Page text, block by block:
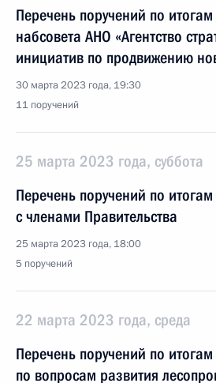
Перечень поручений по
набсовета АНО «Агентство
инициатив по продвижению
30 марта 2023 года, 19:30
11 поручений
25 марта 2023 года, суббота
Перечень поручений по
с членами Правительства
25 марта 2023 года, 18:00
5 поручений
22 марта 2023 года, среда
Перечень поручений по
по вопросам развития